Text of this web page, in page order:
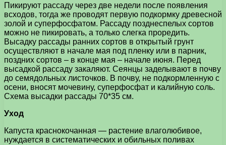
Пикируют рассаду через две недели после появления
всходов, тогда же проводят первую подкормку древесной
золой и суперфосфатом. Рассаду позднеспелых сортов
можно не пикировать, а только слегка проредить.
Высадку рассады ранних сортов в открытый грунт
осуществляют в начале мая под пленку или в парник,
поздних сортов – в конце мая – начале июня. Перед
высадкой рассаду закаляют. Сеянцы заделывают в почву
до семядольных листочков. В почву, не подкормленную с
осени, вносят мочевину, суперфосфат и калийную соль.
Схема высадки рассады 70*35 см.
Уход
Капуста краснокочанная — растение влаголюбивое,
нуждается в систематических и обильных поливах